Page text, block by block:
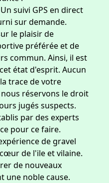
suivi GPS en direct
sur demande.
le plaisir de
préférée et de
commun. Ainsi, il est
état d'esprit. Aucun
trace de votre
réservons le droit
jugés suspects.
par des experts
pour ce faire.
de gravel
de l'ile et vilaine.
de nouveaux
une noble cause.